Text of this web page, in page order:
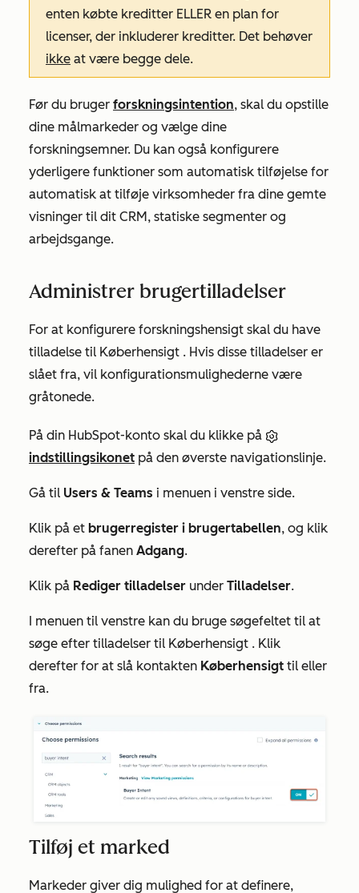
enten købte kreditter ELLER en plan for
licenser, der inkluderer kreditter. Det behøver
ikke at være begge dele.
Før du bruger forskningsintention, skal du opstille
dine målmarkeder og vælge dine
forskningsemner. Du kan også konfigurere
yderligere funktioner som automatisk tilføjelse for
automatisk at tilføje virksomheder fra dine gemte
visninger til dit CRM, statiske segmenter og
arbejdsgange.
Administrer brugertilladelser
For at konfigurere forskningshensigt skal du have
tilladelse til Køberhensigt . Hvis disse tilladelser er
slået fra, vil konfigurationsmulighederne være
gråtonede.
På din HubSpot-konto skal du klikke på
indstillingsikonet på den øverste navigationslinje.
Gå til Users & Teams i menuen i venstre side.
Klik på et brugerregister i brugertabellen, og klik
derefter på fanen Adgang.
Klik på Rediger tilladelser under Tilladelser.
I menuen til venstre kan du bruge søgefeltet til at
søge efter tilladelser til Køberhensigt . Klik
derefter for at slå kontakten Køberhensigt til eller
fra.
Tilføj et marked
Markeder giver dig mulighed for at definere,